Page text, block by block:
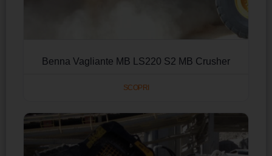
Benna Vagliante MB LS220 S2 MB Crusher
SCOPRI